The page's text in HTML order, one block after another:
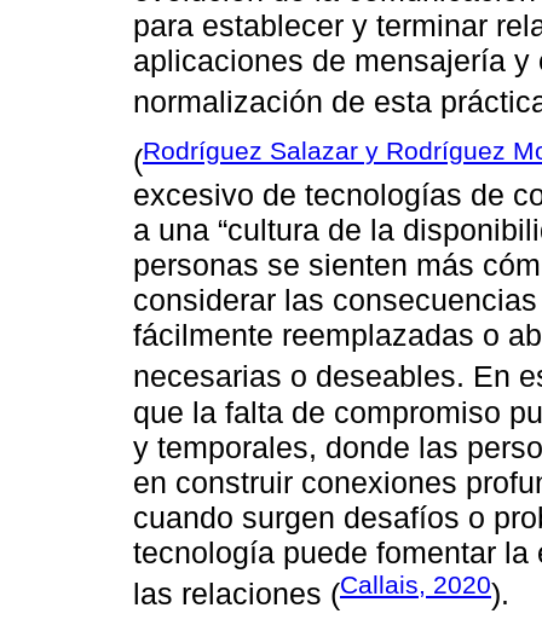
para establecer y terminar
aplicaciones de mensajería
normalización de esta
(Rodríguez Salazar y Rodríguez
excesivo de tecnologías de
a una “cultura de la
personas se sienten más
considerar las
fácilmente reemplazadas o
necesarias o deseables. En
que la falta de compromiso
y temporales, donde las
en construir conexiones
cuando surgen desafíos o
tecnología puede fomentar
las relaciones (Callais, 2020).